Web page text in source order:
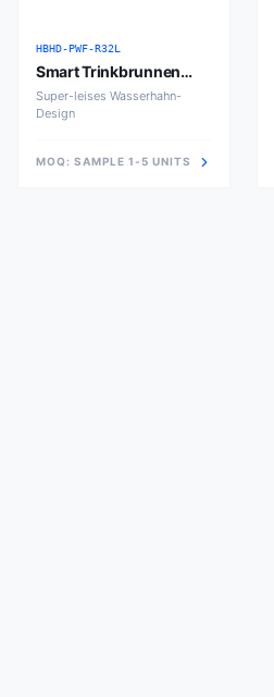
HBHD-PWF-R32L
Smart Trinkbrunnen
Rund 3,2L
Super-leises Wasserhahn-
Design
MOQ: SAMPLE 1-5 UNITS